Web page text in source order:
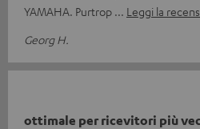
YAMAHA. Purtrop
Leggi la
Georg H.
ottimale per ricevitori più